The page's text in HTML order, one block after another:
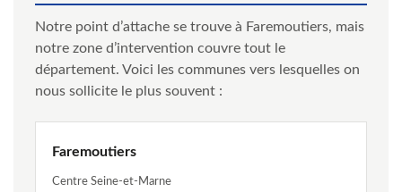
Notre point d’attache se trouve à Faremoutiers, mais
notre zone d’intervention couvre tout le
département. Voici les communes vers lesquelles on
nous sollicite le plus souvent :
Faremoutiers
Centre Seine-et-Marne